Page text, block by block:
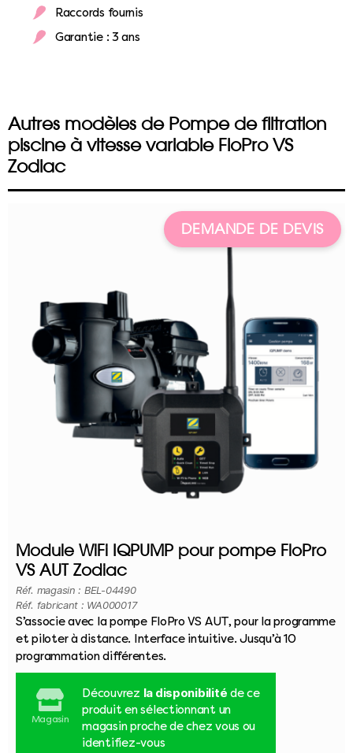
Raccords fournis
Garantie : 3 ans
Autres modèles de Pompe de filtration
piscine à vitesse variable FloPro VS
Zodiac
Module WiFi IQPUMP pour pompe FloPro
VS AUT Zodiac
DEMANDE DE DEVIS
Réf. magasin : BEL-04490
Réf. fabricant : WA000017
S’associe avec la pompe FloPro VS AUT, pour la programme
et piloter à distance. Interface intuitive. Jusqu’à 10
programmation différentes.
Magasin
Découvrez la disponibilité de ce
produit en sélectionnant un
magasin proche de chez vous ou
identifiez-vous